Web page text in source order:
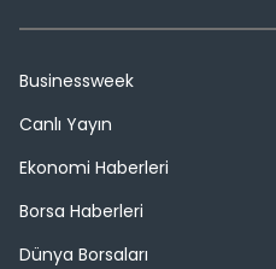
Businessweek
Canlı Yayın
Ekonomi Haberleri
Borsa Haberleri
Dünya Borsaları